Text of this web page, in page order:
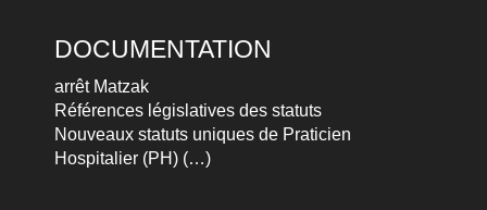
DOCUMENTATION
arrêt Matzak
Références législatives des statuts
Nouveaux statuts uniques de Praticien
Hospitalier (PH) (…)